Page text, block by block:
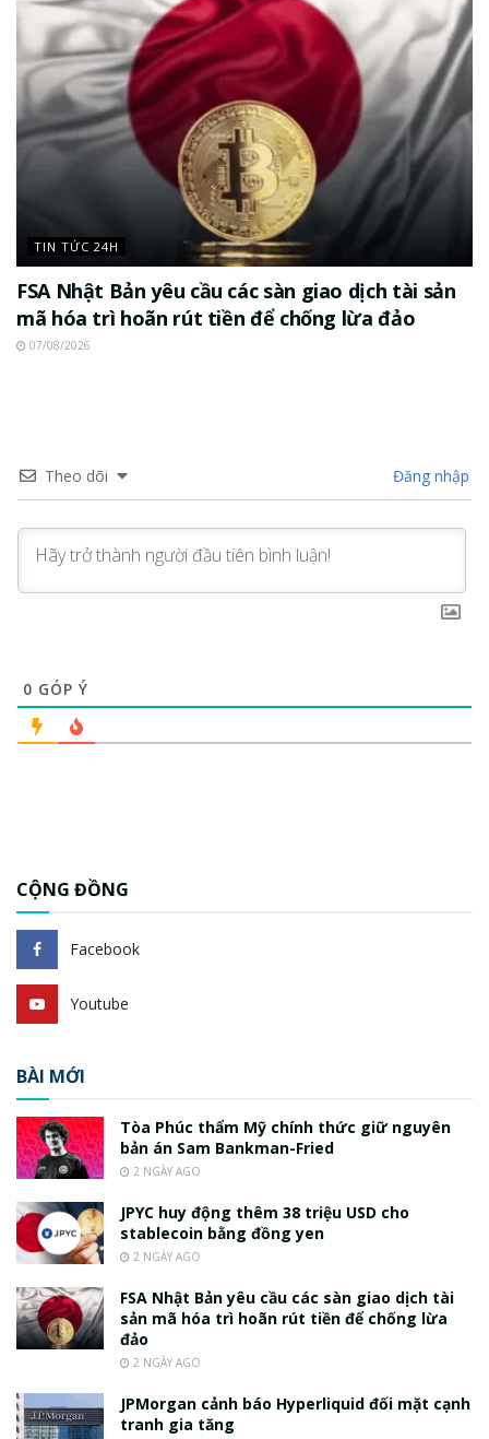
TIN TỨC 24H
FSA Nhật Bản yêu cầu các sàn giao dịch tài sản
mã hóa trì hoãn rút tiền để chống lừa đảo
07/08/2026
Theo dõi Đăng nhập
0 GÓP Ý
CỘNG ĐỒNG
Facebook
Youtube
BÀI MỚI
Tòa Phúc thẩm Mỹ chính thức giữ nguyên
bản án Sam Bankman-Fried
2 NGÀY AGO
JPYC huy động thêm 38 triệu USD cho
stablecoin bằng đồng yen
2 NGÀY AGO
FSA Nhật Bản yêu cầu các sàn giao dịch tài
sản mã hóa trì hoãn rút tiền để chống lừa
đảo
2 NGÀY AGO
JPMorgan cảnh báo Hyperliquid đối mặt cạnh
tranh gia tăng